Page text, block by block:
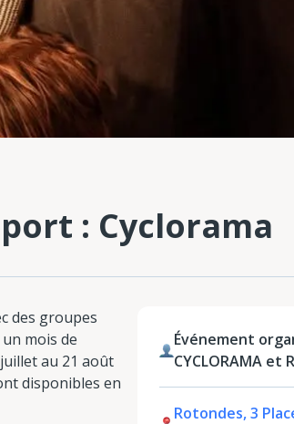
: Cyclorama
des groupes
mois de
au 21 août
disponibles en
Événement
CYCLORAMA et
Rotondes, 3